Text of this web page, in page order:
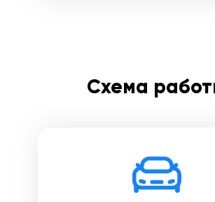
Схема